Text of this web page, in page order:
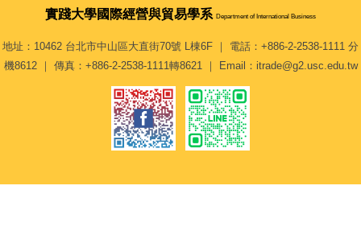
實踐大學國際經營與貿易學系 Department of International Business
地址：10462 台北市中山區大直街70號 L棟6F ｜ 電話：+886-2-2538-1111 分
機8612 ｜ 傳真：+886-2-2538-1111轉8621 ｜ Email：itrade@g2.usc.edu.tw